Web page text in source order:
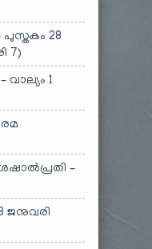
പുസ്തകം 28
7)
വാല്യം 1
–
ജനുവരി